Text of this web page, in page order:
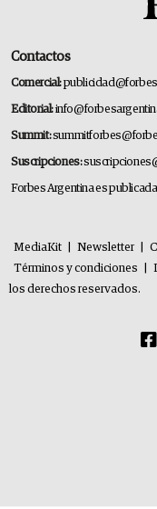
Contactos
Comercial:
Editorial:
Summit:
Suscripciones:
Forbes Argentina es
MediaKit Newsletter
Términos y condiciones
los derechos reservados.